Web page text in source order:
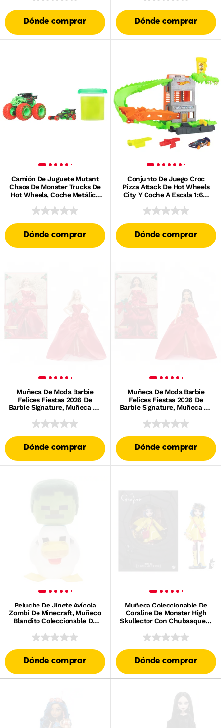
Dónde comprar Dónde comprar
Camión De Juguete Mutant
Chaos De Monster Trucks De
Hot Wheels, Coche Metálico
Pueden Variar)
Dónde comprar
Conjunto De Juego Croc
Pizza Attack De Hot Wheels
City Y Coche A Escala 1:64,
Speed Snap
Dónde comprar
Muñeca De Moda Barbie
Felices Fiestas 2026 De
Barbie Signature, Muñeca De
Coleccionistas, Pelo Rubio Y
Dónde comprar
Muñeca De Moda Barbie
Felices Fiestas 2026 De
Barbie Signature, Muñeca De
Coleccionistas, Pelo Moreno
Dónde comprar
Peluche De Jinete Avícola
Zombi De Minecraft, Muñeco
Blandito Coleccionable De
Personaje Del Videojuego
Dónde comprar
Muñeca Coleccionable De
Coraline De Monster High
Skullector Con Chubasquero
Dónde comprar